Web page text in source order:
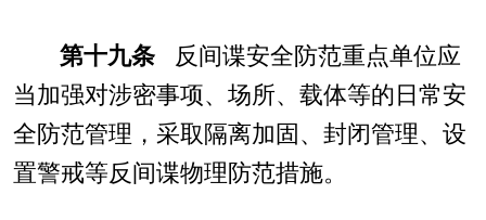
第十九条反间谍安全防范重点单位应
当加强对涉密事项、场所、载体等的日常安
全防范管理，采取隔离加固、封闭管理、设
置警戒等反间谍物理防范措施。